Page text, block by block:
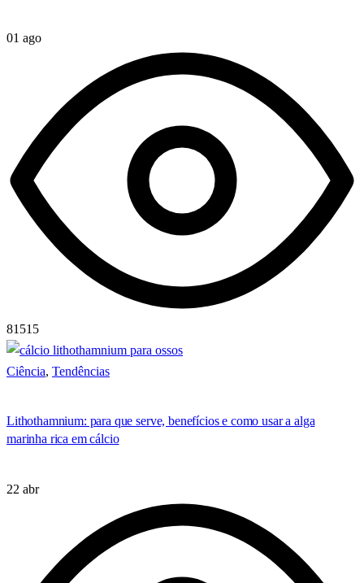
01 ago
81515
Ciência, Tendências
Lithothamnium: para que serve, benefícios e como usar a alga
marinha rica em cálcio
22 abr